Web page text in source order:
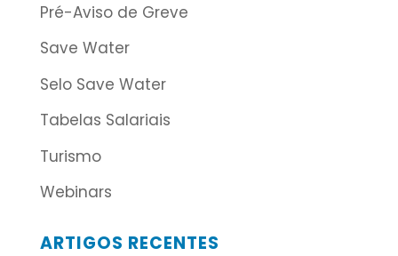
Pré-Aviso de Greve
Save Water
Selo Save Water
Tabelas Salariais
Turismo
Webinars
ARTIGOS RECENTES